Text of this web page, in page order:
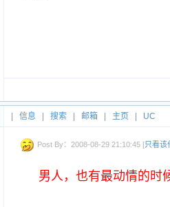
信息 搜索 邮箱 主页 UC
Post By：2008-08-29 21:10:45 [只看该
男人，也有最动情的时